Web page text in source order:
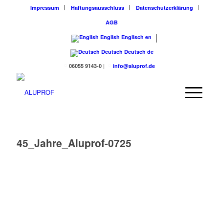
Impressum Haftungsausschluss
Datenschutzerklärung
AGB
English Englisch en
Deutsch Deutsch de
06055 9143-0 | info@aluprof.de
45_Jahre_Aluprof-0725